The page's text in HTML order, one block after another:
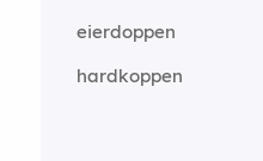
eierdoppen
hardkoppen